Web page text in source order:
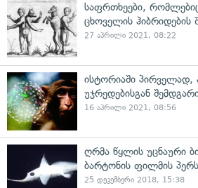
საფრთხეები,
ცხოველის ჰიბრიდების
27 აპრილი 2021, 08:22
ისტორიაში პირველად,
უჯრედებისგან
16 აპრილი 2021, 08:56
ღრმა წყლის უცნაური
ბარტონის ფილმის
25 დეკემბერი 2018, 15:38